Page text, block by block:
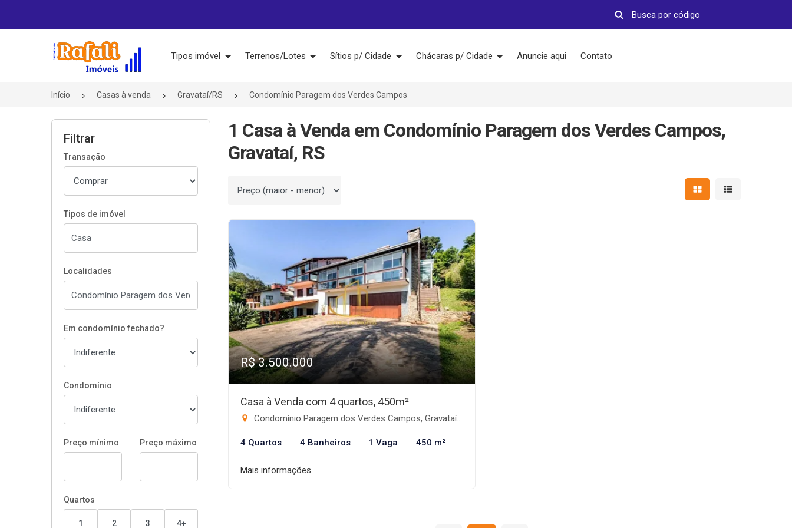
Página inicial
Tipos imóvel Terrenos/Lotes Sítios p/ Cidade Chácaras p/ Cidade Anuncie aqui Contato
Início Casas à venda Gravataí/RS Condomínio Paragem dos Verdes Campos
Filtrar
Transação
Tipos de imóvel
Localidades
Em condomínio fechado?
Condomínio
Preço mínimo Preço máximo
Quartos
1 2 3 4+
1 Casa à Venda em Condomínio Paragem dos Verdes Campos,
Gravataí, RS
Ordenar por Mostrar resultados em
Mostrar
R$ 3.500.000
Casa à Venda com 4 quartos, 450m²
Condomínio Paragem dos Verdes Campos, Gravataí-RS
4 Quartos 4 Banheiros 1 Vaga 450 m²
Mais informações